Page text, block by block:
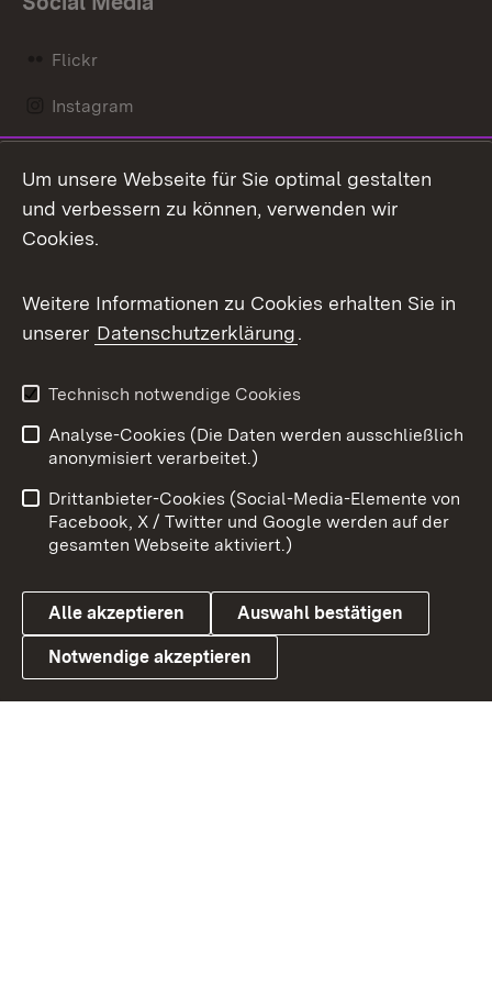
Flickr
Instagram
Mastodon
Messenger
Social Wall
X / Twitter
Youtube
Link zum Landesportal
Benutzungshinweise
Barrierefreiheit
Datenschutz
Cookies
Um unsere Webseite für Sie optimal gestalten
und verbessern zu können, verwenden wir
Cookies.
Weitere Informationen zu Cookies erhalten Sie in
unserer Datenschutzerklärung.
Technisch notwendige Cookies
Analyse-Cookies (Die Daten werden ausschließlich
anonymisiert verarbeitet.)
Drittanbieter-Cookies (Social-Media-Elemente von
Facebook, X / Twitter und Google werden auf der
gesamten Webseite aktiviert.)
Alle akzeptieren Auswahl bestätigen
Notwendige akzeptieren